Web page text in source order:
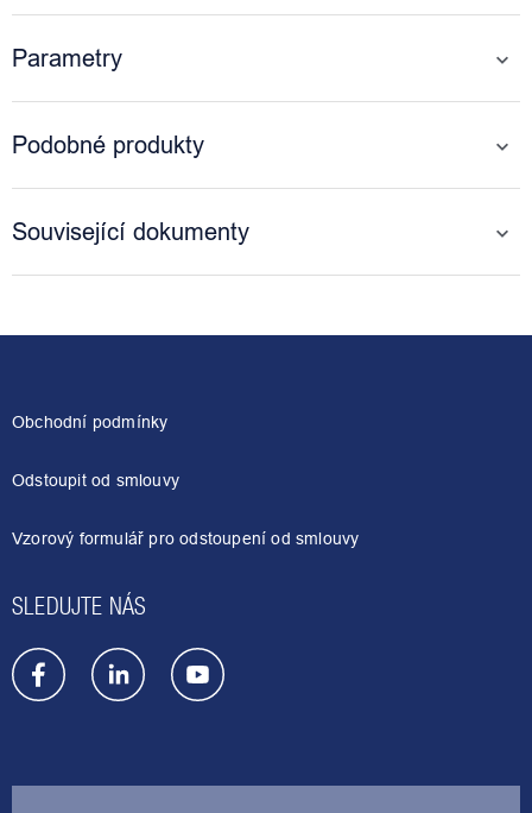
Parametry
Podobné produkty
Související dokumenty
Obchodní podmínky
Odstoupit od smlouvy
Vzorový formulář pro odstoupení od smlouvy
SLEDUJTE NÁS